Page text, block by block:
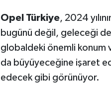
Opel Türkiye, 2024
bugünü değil, geleceği
globaldeki önemli konum
da büyüyeceğine işaret
edecek gibi görünüyor.